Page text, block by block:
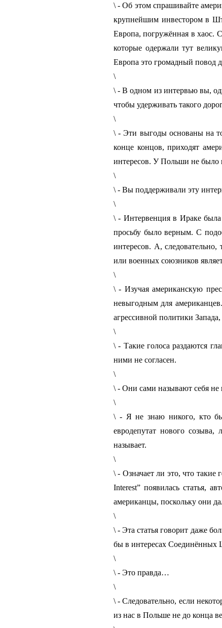
\ - Об этом спрашивайте
крупнейшим инвестором в
Европа, погружённая в хаос.
которые одержали тут
Европа это громадный повод
\
\ - В одном из интервью вы,
чтобы удерживать такого
\
\ - Эти выгоды основаны на
конце концов, приходят
интересов. У Польши не было
\
\ - Вы поддерживали эту
\
\ - Интервенция в Ираке
просьбу было верным. С
интересов. А,
или военных союзников
\
\ - Изучая американскую
невыгодным для
агрессивной политики
\
\ - Такие голоса раздаются
ними не согласен.
\
\ - Они сами называют себя не
\
\ - Я не знаю никого, кто
евродепутат нового
называет.
\
\ - Означает ли это, что такие
Interest” появилась статья,
американцы, поскольку они
\
\ - Эта статья говорит даже
бы в интересах Соединённых
\
\ - Это правда…
\
\ - Следовательно, если
из нас в Польше не до конца